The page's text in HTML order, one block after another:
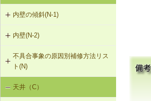
（非耐力壁）
G-2-303 シール工法
G-2-306 打直し工法
G-2-307 タイル張替え工法
外壁のひび割れ・欠損（モルタル・
タイル張り）（G-2）
外壁のひび割れ・欠損（ALCパネ
ル）（G-2）
内壁の傾斜(N-1)
N-1-001 下地材・仕上材の取替え
（内壁部）
内壁(N-2)
N-2-001 仕上材の張替え（内壁部）
不具合事象の原因別補修方法リス
ト(N)
内壁の傾斜（N-1）
天井（C）